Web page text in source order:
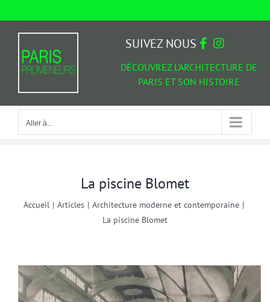
Aller à...
DÉCOUVREZ L'ARCHITECTURE DE
PARIS ET SON HISTOIRE
SUIVEZ NOUS
Aller à...
La piscine Blomet
Accueil | Articles | Architecture moderne et contemporaine |
La piscine Blomet